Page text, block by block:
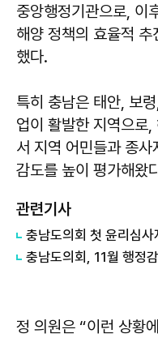
중앙행정기관으로, 이
해양 정책의 효율적
했다.
특히 충남은 태안, 보
업이 활발한 지역으로
서 지역 어민들과 종사
감도를 높이 평가해왔
관련기사
충남도의회 첫 윤리심
충남도의회, 11월 행정
정 의원은 “이런 상황